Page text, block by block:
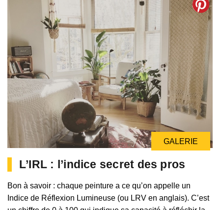
GALERIE
L’IRL : l’indice secret des pros
Bon à savoir : chaque peinture a ce qu’on appelle un
Indice de Réflexion Lumineuse (ou LRV en anglais). C’est